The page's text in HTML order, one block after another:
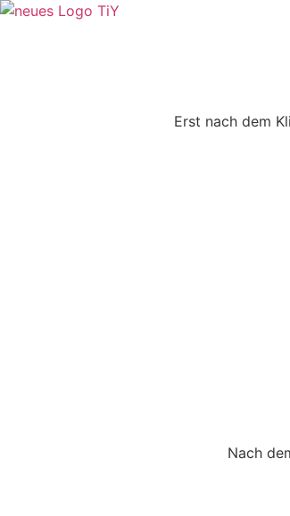
Zum
Erst nach dem
Nach